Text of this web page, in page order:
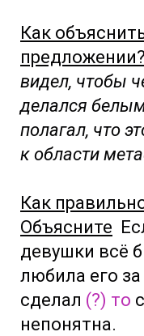
Как
предложении?
видел, чтобы
делался
полагал, что
к области
Как
Объясните
девушки всё
любила его
сделал (?) то
непонятна.